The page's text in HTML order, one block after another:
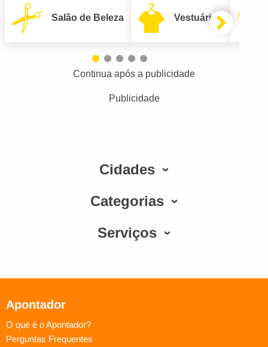
Salão de Beleza Vestuário
Continua após a publicidade
Publicidade
Cidades
Categorias
Serviços
Apontador
O que é o Apontador?
Perguntas Frequentes